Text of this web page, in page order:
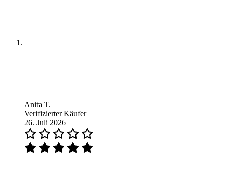
Anita T.
Verifizierter Käufer
26. Juli 2026